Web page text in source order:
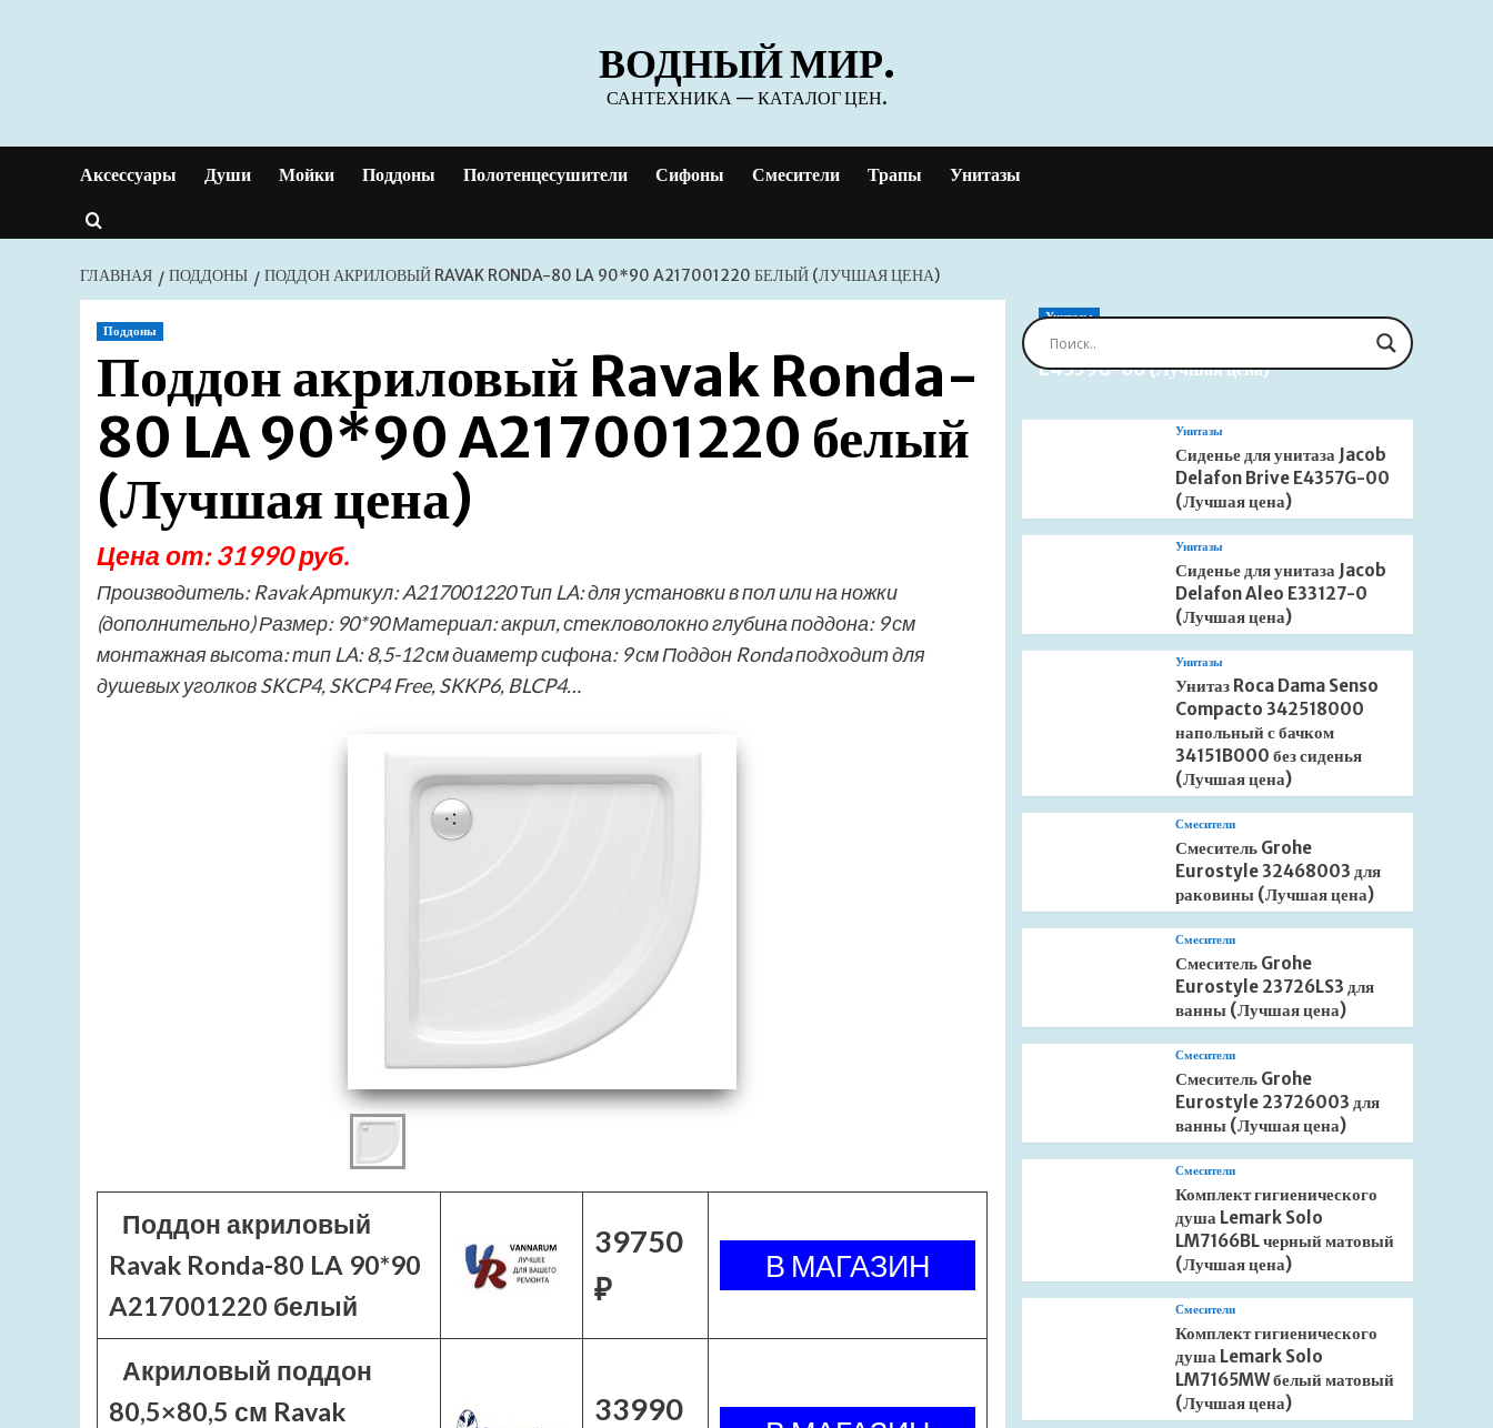
ВОДНЫЙ МИР.
САНТЕХНИКА — КАТАЛОГ ЦЕН.
Аксессуары Души Мойки Поддоны Полотенцесушители Сифоны Смесители Трапы Унитазы
ГЛАВНАЯ ПОДДОНЫ ПОДДОН АКРИЛОВЫЙ RAVAK RONDA-80 LA 90*90 A217001220 БЕЛЫЙ (ЛУЧШАЯ ЦЕНА)
Поддоны
Поддон акриловый Ravak Ronda-
80 LA 90*90 A217001220 белый
(Лучшая цена)
Цена от: 31990 руб.
Производитель: Ravak Артикул: A217001220 Тип LA: для установки в пол или на ножки
(дополнительно) Размер: 90*90 Материал: акрил, стекловолокно глубина поддона: 9 см
монтажная высота: тип LA: 8,5-12 см диаметр сифона: 9 см Поддон Ronda подходит для
душевых уголков SKCP4, SKCP4 Free, SKKP6, BLCP4…
Поддон акриловый
Ravak Ronda-80 LA 90*90
A217001220 белый
39750
₽
Акриловый поддон
80,5×80,5 см Ravak
33990
Унитазы
Сиденье для унитаза Jacob Delafon Brive
E4359G-00 (Лучшая цена)
Унитазы
Сиденье для унитаза Jacob
Delafon Brive E4357G-00
(Лучшая цена)
Унитазы
Сиденье для унитаза Jacob
Delafon Aleo E33127-0
(Лучшая цена)
Унитазы
Унитаз Roca Dama Senso
Compacto 342518000
напольный с бачком
34151B000 без сиденья
(Лучшая цена)
Смесители
Смеситель Grohe
Eurostyle 32468003 для
раковины (Лучшая цена)
Смесители
Смеситель Grohe
Eurostyle 23726LS3 для
ванны (Лучшая цена)
Смесители
Смеситель Grohe
Eurostyle 23726003 для
ванны (Лучшая цена)
Смесители
Комплект гигиенического
душа Lemark Solo
LM7166BL черный матовый
(Лучшая цена)
Смесители
Комплект гигиенического
душа Lemark Solo
LM7165MW белый матовый
(Лучшая цена)